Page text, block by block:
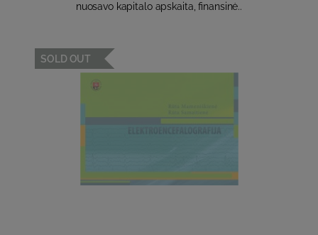
nuosavo kapitalo apskaita, finansinė..
SOLD OUT